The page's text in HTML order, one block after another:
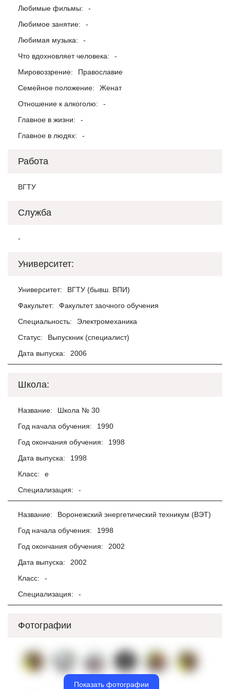
Любимые фильмы:
-
Любимое занятие:
-
Любимая музыка:
-
Что вдохновляет человека:
-
Мировоззрение:
Православие
Семейное положение:
Женат
Отношение к алкоголю:
-
Главное в жизни:
-
Главное в людях:
-
Работа
ВГТУ
Служба
-
Университет:
Университет:
ВГТУ (бывш. ВПИ)
Факультет:
Факультет заочного обучения
Специальность:
Электромеханика
Статус:
Выпускник (специалист)
Дата выпуска:
2006
Школа:
Название:
Школа № 30
Год начала обучения:
1990
Год окончания обучения:
1998
Дата выпуска:
1998
Класс:
е
Специализация:
-
Название:
Воронежский энергетический техникум (ВЭТ)
Год начала обучения:
1998
Год окончания обучения:
2002
Дата выпуска:
2002
Класс:
-
Специализация:
-
Фотографии
Показать фотографии